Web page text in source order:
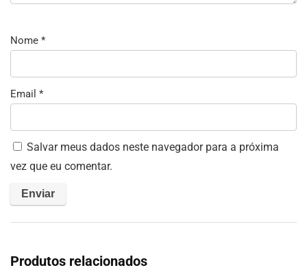
Nome *
Email *
Salvar meus dados neste navegador para a próxima
vez que eu comentar.
Produtos relacionados